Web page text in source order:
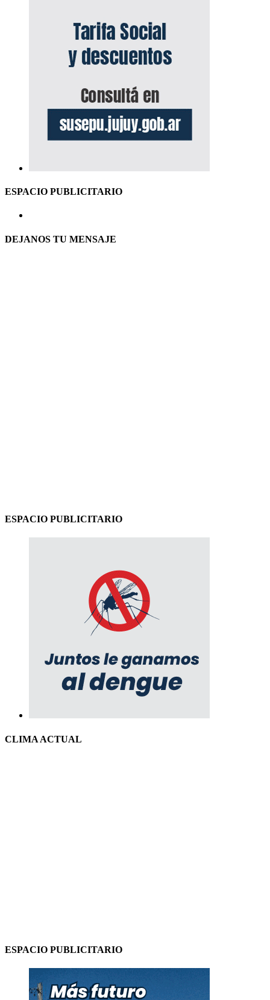
ESPACIO PUBLICITARIO
DEJANOS TU MENSAJE
ESPACIO PUBLICITARIO
CLIMA ACTUAL
ESPACIO PUBLICITARIO